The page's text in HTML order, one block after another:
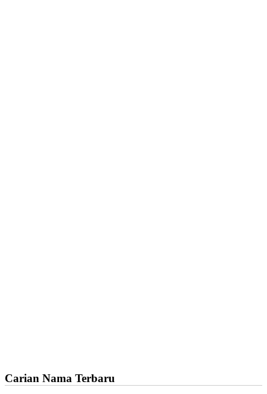
Carian Nama Terbaru